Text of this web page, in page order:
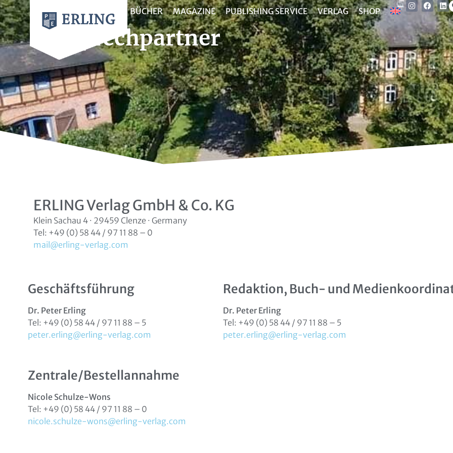
BÜCHER MAGAZINE PUBLISHING SERVICE VERLAG SHOP
Ansprechpartner
ERLING Verlag GmbH & Co. KG
Klein Sachau 4 · 29459 Clenze · Germany
Tel: +49 (0) 58 44 / 97 11 88 – 0
mail@erling-verlag.com
Geschäftsführung
Dr. Peter Erling
Tel: +49 (0) 58 44 / 97 11 88 – 5
peter.erling@erling-verlag.com
Zentrale/­Bestellannahme
Nicole Schulze-Wons
Tel: +49 (0) 58 44 / 97 11 88 – 0
nicole.schulze-wons@erling-verlag.com
Redaktion, Buch- und
Dr. Peter Erling
Tel: +49 (0) 58 44 / 97 11 88 – 5
peter.erling@erling-verlag.com